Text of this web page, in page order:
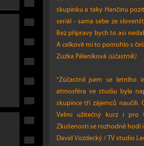
skupinku a taky Hančinu
seriál - sama sebe ze
Bez přípravy bych to asi
A celkově mi to pomohlo s
Zuzka Páleníková (účastník)
"Zúčastnil jsem se letního
atmosféra ve studiu byla
skupince tří zájemců naučili.
Velmi užitečný kurz i pro
Zkušenosti se rozhodně hodí
David Vozdecký / TV studio